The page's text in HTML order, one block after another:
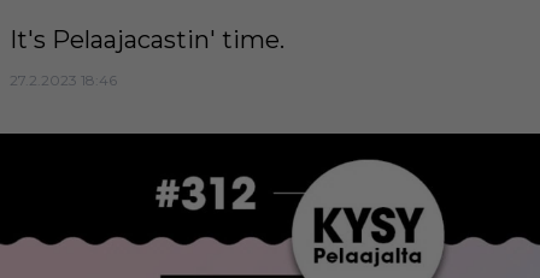
It's Pelaajacastin' time.
27.2.2023 18:46